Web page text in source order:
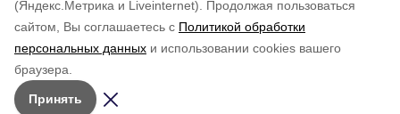
(Яндекс.Метрика и Liveinternet).
Продолжая пользоваться
сайтом, Вы соглашаетесь с Политикой обработки
персональных данных и использовании cookies вашего
браузера.
Принять
по оценке
5